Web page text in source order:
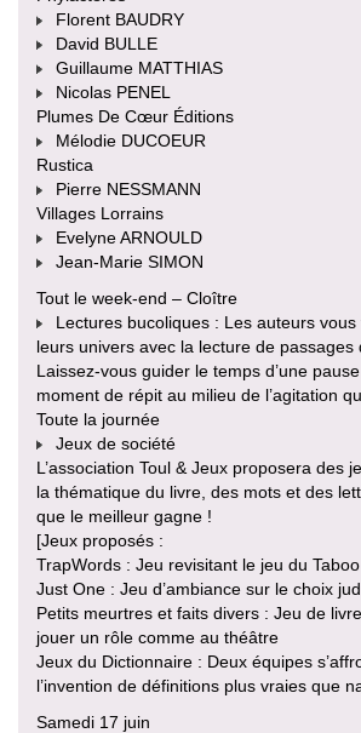
Florent BAUDRY
David BULLE
Guillaume MATTHIAS
Nicolas PENEL
Plumes De Cœur Éditions
Mélodie DUCOEUR
Rustica
Pierre NESSMANN
Villages Lorrains
Evelyne ARNOULD
Jean-Marie SIMON
Tout le week-end – Cloître
Lectures bucoliques : Les auteurs
leurs univers avec la lecture de passages
Laissez-vous guider le temps d’une
moment de répit au milieu de l’agitation
Toute la journée
Jeux de société
L’association Toul & Jeux proposera des
la thématique du livre, des mots et des
que le meilleur gagne !
[Jeux proposés :
TrapWords : Jeu revisitant le jeu du Taboo
Just One : Jeu d’ambiance sur le choix
Petits meurtres et faits divers : Jeu de
jouer un rôle comme au théâtre
Jeux du Dictionnaire : Deux équipes
l’invention de définitions plus vraies que
Samedi 17 juin